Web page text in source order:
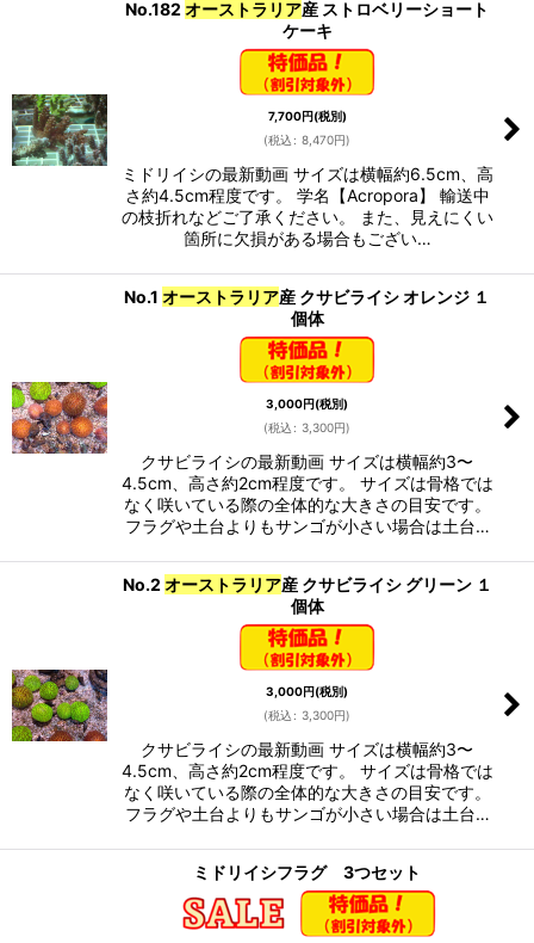
No.182 オーストラリア産 ストロベリーショート
ケーキ
7,700円(税別)
(税込 : 8,470円)
ミドリイシの最新動画 サイズは横幅約6.5cm、高
さ約4.5cm程度です。 学名【Acropora】 輸送中
の枝折れなどご了承ください。 また、見えにくい
箇所に欠損がある場合もござい…
No.1 オーストラリア産 クサビライシ オレンジ １
個体
3,000円(税別)
(税込 : 3,300円)
クサビライシの最新動画 サイズは横幅約3〜
4.5cm、高さ約2cm程度です。 サイズは骨格では
なく咲いている際の全体的な大きさの目安です。
フラグや土台よりもサンゴが小さい場合は土台…
No.2 オーストラリア産 クサビライシ グリーン １
個体
3,000円(税別)
(税込 : 3,300円)
クサビライシの最新動画 サイズは横幅約3〜
4.5cm、高さ約2cm程度です。 サイズは骨格では
なく咲いている際の全体的な大きさの目安です。
フラグや土台よりもサンゴが小さい場合は土台…
ミドリイシフラグ 3つセット